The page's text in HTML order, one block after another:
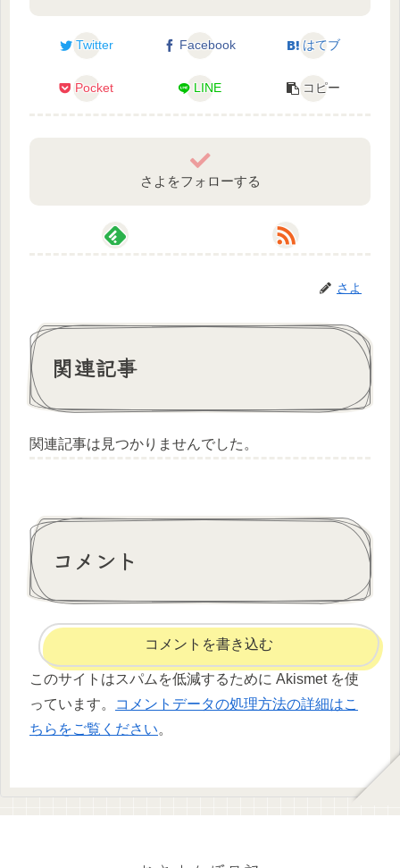
Twitter Facebook はてブ
Pocket LINE コピー
さよをフォローする
さよ
関連記事
関連記事は見つかりませんでした。
コメント
コメントを書き込む
このサイトはスパムを低減するために Akismet を使
っています。
コメントデータの処理方法の詳細はこ
ちらをご覧ください。